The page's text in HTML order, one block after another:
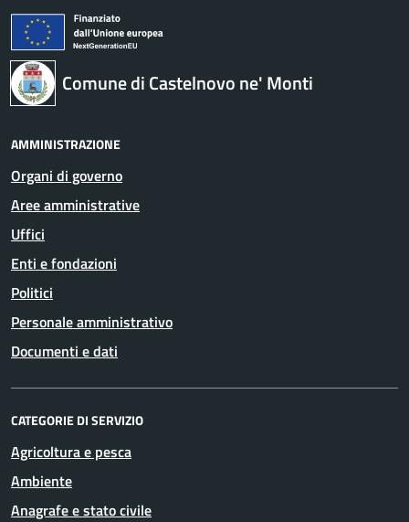
Comune di Castelnovo ne' Monti
AMMINISTRAZIONE
Organi di governo
Aree amministrative
Uffici
Enti e fondazioni
Politici
Personale amministrativo
Documenti e dati
CATEGORIE DI SERVIZIO
Agricoltura e pesca
Ambiente
Anagrafe e stato civile